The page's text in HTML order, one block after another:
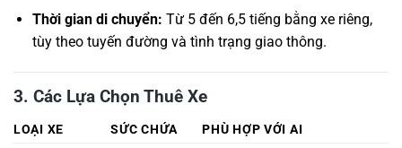
Thời gian di chuyển: Từ 5 đến 6,5 tiếng bằng xe riêng,
tùy theo tuyến đường và tình trạng giao thông.
3. Các Lựa Chọn Thuê Xe
LOẠI XE SỨC CHỨA
PHÙ HỢP VỚI AI